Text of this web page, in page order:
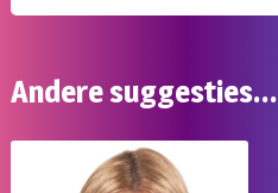
Andere suggesties…